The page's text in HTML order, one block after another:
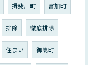
揖斐川町 富加町
排除 徹底排除
住まい 御嵩町